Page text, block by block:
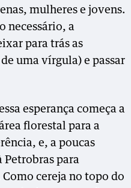
mulheres e jovens.
necessário, a
para trás as
uma vírgula) e passar
esperança começa a
florestal para a
e, a poucas
Petrobras para
cereja no topo do